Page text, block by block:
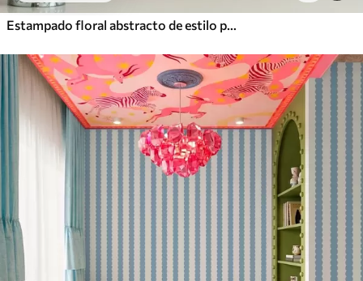
Estampado floral abstracto de estilo pop art